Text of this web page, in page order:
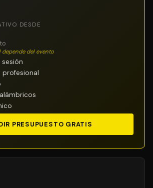
DESDE
depende del evento
profesional
PRESUPUESTO GRATIS